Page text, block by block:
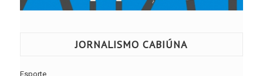
JORNALISMO CABIÚNA
Esporte